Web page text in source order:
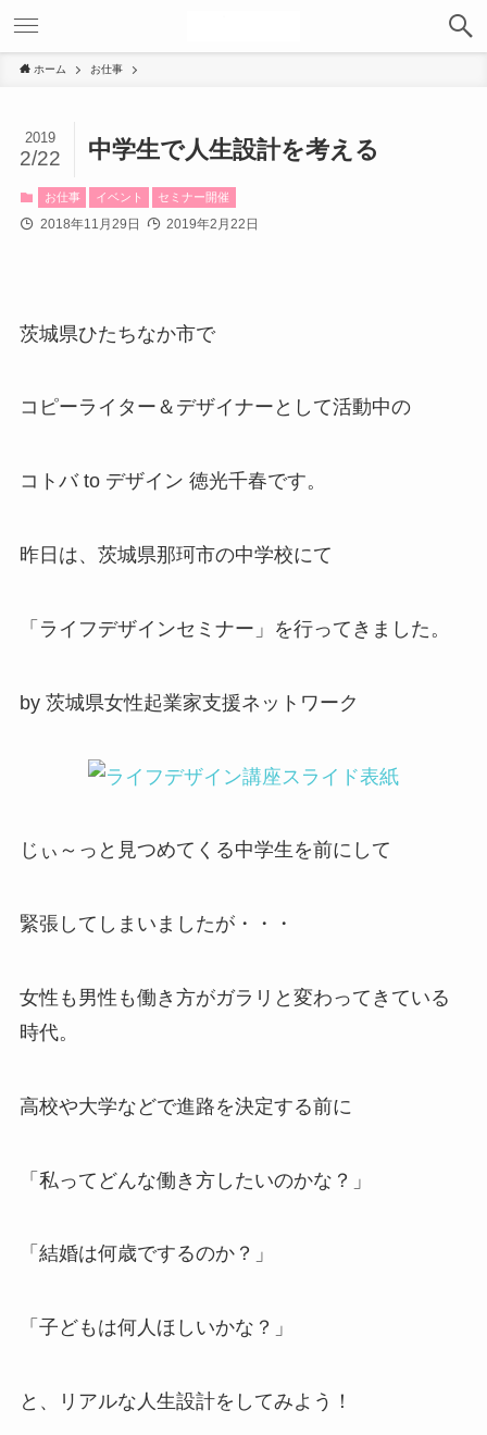
ホーム お仕事
中学生で人生設計を考える
2019
2/22
お仕事 イベント セミナー開催
2018年11月29日 2019年2月22日
茨城県ひたちなか市で
コピーライター＆デザイナーとして活動中の
コトバ to デザイン 徳光千春です。
昨日は、茨城県那珂市の中学校にて
「ライフデザインセミナー」を行ってきました。
by 茨城県女性起業家支援ネットワーク
じぃ～っと見つめてくる中学生を前にして
緊張してしまいましたが・・・
女性も男性も働き方がガラリと変わってきている
時代。
高校や大学などで進路を決定する前に
「私ってどんな働き方したいのかな？」
「結婚は何歳でするのか？」
「子どもは何人ほしいかな？」
と、リアルな人生設計をしてみよう！